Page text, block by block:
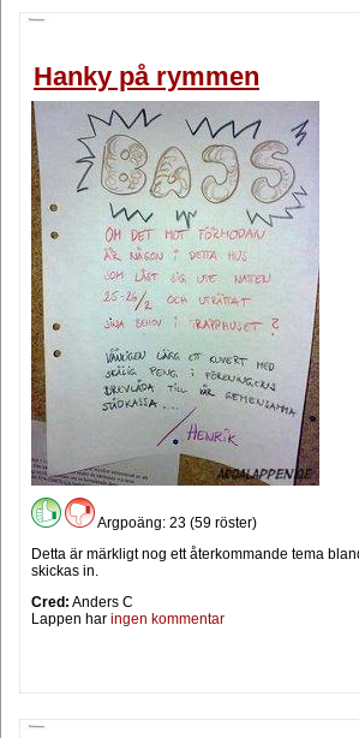
Hanky på rymmen
Argpoäng: 23 (59 röster)
Detta är märkligt nog ett återkommande tema
skickas in.
Cred: Anders C
Lappen har ingen kommentar